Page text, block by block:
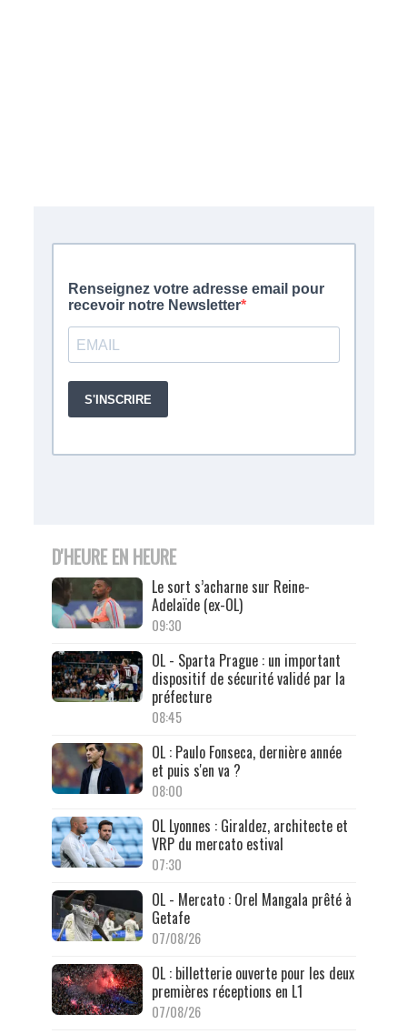
D'HEURE EN HEURE
Le sort s’acharne sur Reine-
Adelaïde (ex-OL)
09:30
OL - Sparta Prague : un important
dispositif de sécurité validé par la
préfecture
08:45
OL : Paulo Fonseca, dernière année
et puis s'en va ?
08:00
OL Lyonnes : Giraldez, architecte et
VRP du mercato estival
07:30
OL - Mercato : Orel Mangala prêté à
Getafe
07/08/26
OL : billetterie ouverte pour les deux
premières réceptions en L1
07/08/26